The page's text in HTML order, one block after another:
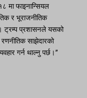
मा फाइनान्सियल
र भूराजनीतिक
ट्रम्प प्रशासनले यसको
साझेदारको
गर्न थाल्नु पर्छ।”